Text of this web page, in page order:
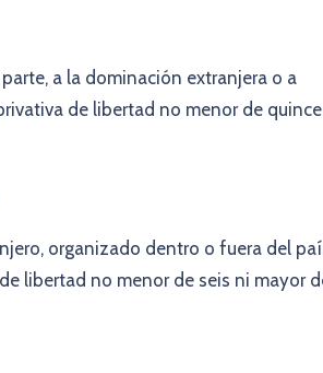
a la dominación extranjera o a
de libertad no menor de quince
organizado dentro o fuera del
libertad no menor de seis ni mayor